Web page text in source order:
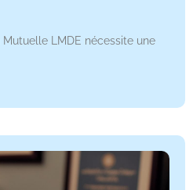
LMDE nécessite une